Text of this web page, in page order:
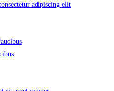
adipiscing elit